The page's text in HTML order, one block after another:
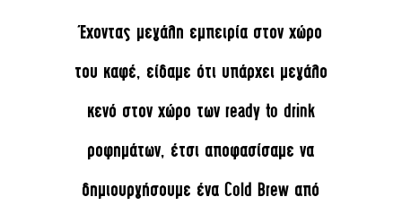
Έχοντας μεγάλη εμπειρία στον χώρο
του καφέ, είδαμε ότι υπάρχει μεγάλο
κενό στον χώρο των ready to drink
ροφημάτων, έτσι αποφασίσαμε να
δημιουργήσουμε ένα Cold Brew από